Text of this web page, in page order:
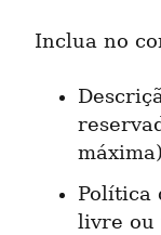
Inclua no
Política
livre ou